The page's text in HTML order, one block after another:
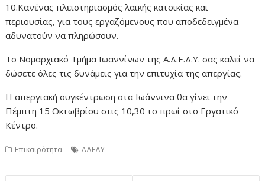
10.Κανένας πλειστηριασμός λαϊκής κατοικίας και
περιουσίας, για τους εργαζόμενους που αποδεδειγμένα
αδυνατούν να πληρώσουν.
Το Νομαρχιακό Τμήμα Ιωαννίνων της Α.Δ.Ε.Δ.Υ. σας καλεί να
δώσετε όλες τις δυνάμεις για την επιτυχία της απεργίας.
Η απεργιακή συγκέντρωση στα Ιωάννινα θα γίνει την
Πέμπτη 15 Οκτωβρίου στις 10,30 το πρωί στο Εργατικό
Κέντρο.
Επικαιρότητα ΑΔΕΔΥ